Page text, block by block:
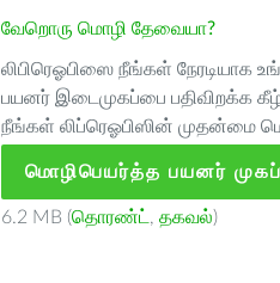
வேறொரு மொழி தேவையா?
லிபிரெஓபிஸை நீங்கள் நேரடியாக
பயனர் இடைமுகப்பை பதிவிறக்க
நீங்கள் லிப்ரெஓபிஸின் முதன்மை
மொழிபெயர்த்த பயனர்
6.2 MB (தொரண்ட் , தகவல்)